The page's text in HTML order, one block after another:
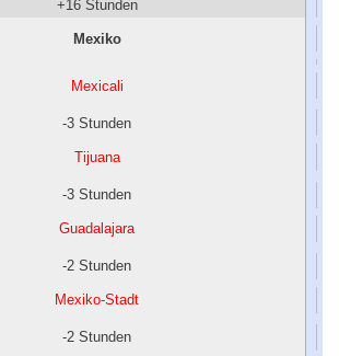
+16 Stunden
Mexiko
Mexicali
-3 Stunden
Tijuana
-3 Stunden
Guadalajara
-2 Stunden
Mexiko-Stadt
-2 Stunden